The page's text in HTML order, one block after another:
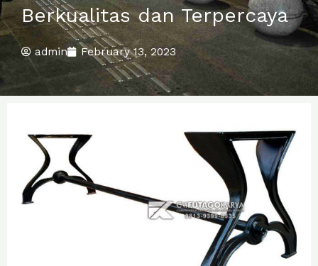
Berkualitas dan Terpercaya
admin February 13, 2023